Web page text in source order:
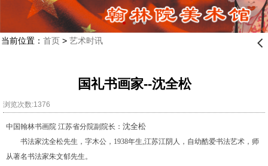
当前位置： 首页> 艺术时讯 󰊒
国礼书画家--沈全松
浏览次数:1376
中国翰林书画院 江苏省分院副院长： 沈全松
书法家沈全松先生，字木公，1938年生,江苏江阴人，自幼酷爱书法艺术，师
从著名书法家朱文郁先生。